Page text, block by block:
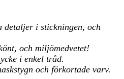
detaljer i stickningen, och
och miljömedvetet!
i enkel tråd.
och förkortade varv.